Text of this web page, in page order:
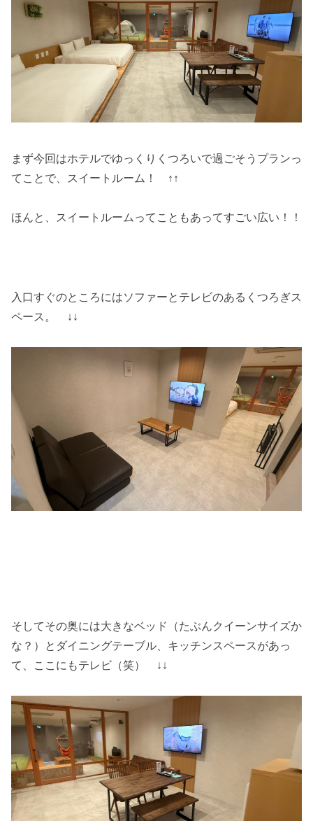
まず今回はホテルでゆっくりくつろいで過ごそうプランっ
てことで、スイートルーム！ ↑↑
ほんと、スイートルームってこともあってすごい広い！！
入口すぐのところにはソファーとテレビのあるくつろぎス
ペース。 ↓↓
そしてその奥には大きなベッド（たぶんクイーンサイズか
な？）とダイニングテーブル、キッチンスペースがあっ
て、ここにもテレビ（笑） ↓↓